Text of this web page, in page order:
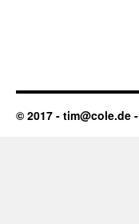
© 2017 - tim@cole.de -